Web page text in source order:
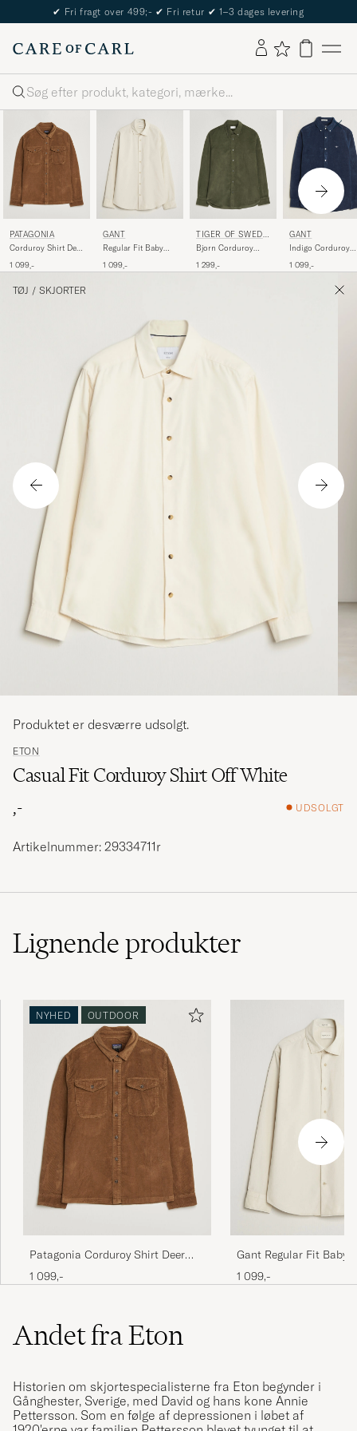
✔ Fri fragt over 499;- ✔ Fri retur ✔ 1–3 dages levering
Søg
PATAGONIA
Corduroy Shirt Deer
1 099,-
GANT
Regular Fit Baby
1 099,-
TIGER OF SWEDE
N
Bjorn Corduroy
1 299,-
GANT
Indigo Corduroy
1 099,-
TØJ / SKJORTER
ETON
Casual Fit Corduroy Shirt Off White
,-
UDSOLGT
Produktet er desværre udsolgt.
Artikelnummer: 29334711r
Lignendeprodukter
NYHED OUTDOOR
Patagonia Corduroy Shirt Deer
Brown
1 099,-
Gant Regular Fit Baby
Sand
1 099,-
Andet fra Eton
Historien om skjortespecialisterne fra Eton begynder i
Gånghester, Sverige, med David og hans kone Annie
Pettersson. Som en følge af depressionen i løbet af